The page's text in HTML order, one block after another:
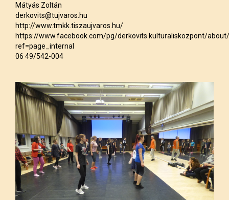
Mátyás Zoltán
derkovits@tujvaros.hu
http://www.tmkk.tiszaujvaros.hu/
https://www.facebook.com/pg/derkovits.kulturaliskozpont/
ref=page_internal
06 49/542-004